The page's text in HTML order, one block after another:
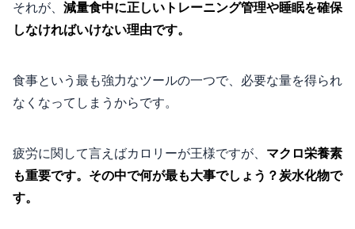
それが、 減量食中に正しいトレーニング管理や睡眠を確保
しなければいけない理由です。
食事という最も強力なツールの一つで、必要な量を得られ
なくなってしまうからです。
疲労に関して言えばカロリーが王様ですが、 マクロ栄養素
も重要です。その中で何が最も大事でしょう？炭水化物で
す。